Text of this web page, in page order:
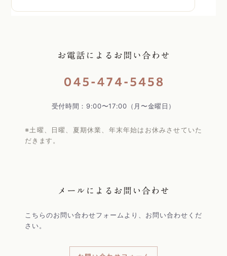
受付時間：9:00〜17:00（月〜金曜日）
※土曜、日曜、夏期休業、年末年始はお休みさせていた
だきます。
こちらのお問い合わせフォームより、お問い合わせくだ
さい。